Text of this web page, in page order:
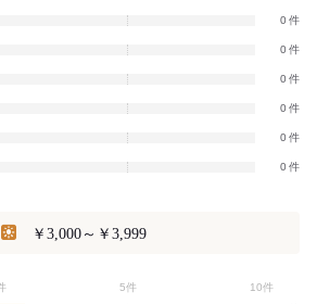
0
0
0
0
0
0
￥3,000～￥3,999
5件 10件